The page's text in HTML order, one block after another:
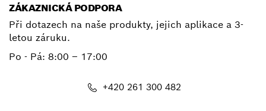
ZÁKAZNICKÁ PODPORA
Při dotazech na naše produkty, jejich aplikace a 3-
letou záruku.
Po - Pá: 8:00 – 17:00
+420 261 300 482